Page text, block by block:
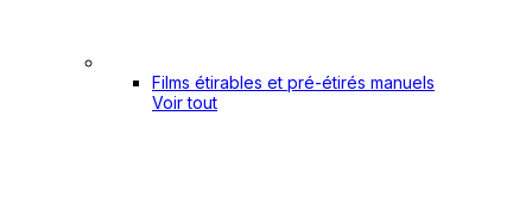
Films étirables et pré-étirés manuels
Voir tout